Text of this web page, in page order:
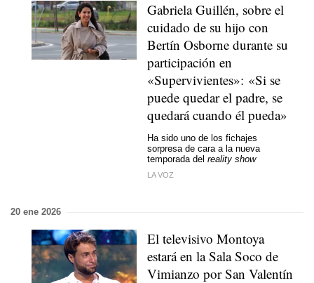
Gabriela Guillén, sobre el
cuidado de su hijo con
Bertín Osborne durante su
participación en
«Supervivientes»: «Si se
puede quedar el padre, se
quedará cuando él pueda»
Ha sido uno de los fichajes
sorpresa de cara a la nueva
temporada del reality show
LA VOZ
20 ene 2026
El televisivo Montoya
estará en la Sala Soco de
Vimianzo por San Valentín